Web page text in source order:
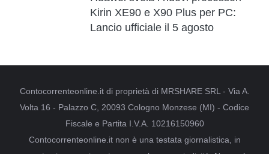
Kirin XE90 e X90 Plus per PC:
Lancio ufficiale il 5 agosto
Contocorrenteonline.it di proprietà di MRSHARE SRL - Via A.
Volta 16 - Palazzo C, 20093 Cologno Monzese (MI) - Codice
Fiscale e Partita I.V.A. 10216150960
Contocorrenteonline.it non è una testata giornalistica, in